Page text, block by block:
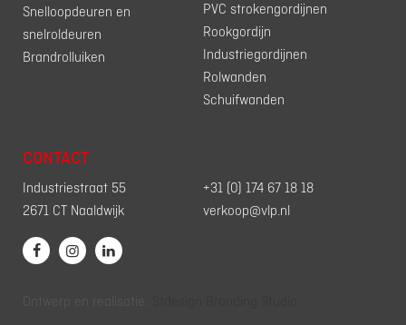
Snelloopdeuren en
snelroldeuren
Brandrolluiken
PVC strokengordijnen
Rookgordijn
Industriegordijnen
Rolwanden
Schuifwanden
CONTACT
Industriestraat 55
2671 CT Naaldwijk
+31 (0) 174 67 18 18
verkoop@vlp.nl